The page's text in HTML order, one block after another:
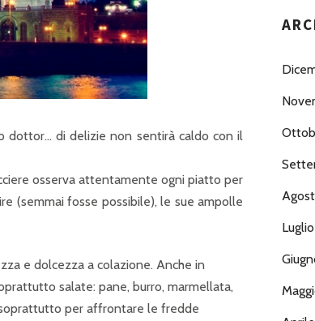
dottor… di delizie non sentirà caldo con il
osserva attentamente ogni piatto per
(semmai fosse possibile), le sue ampolle
e dolcezza a colazione. Anche in
salate: pane, burro, marmellata,
soprattutto per affrontare le fredde